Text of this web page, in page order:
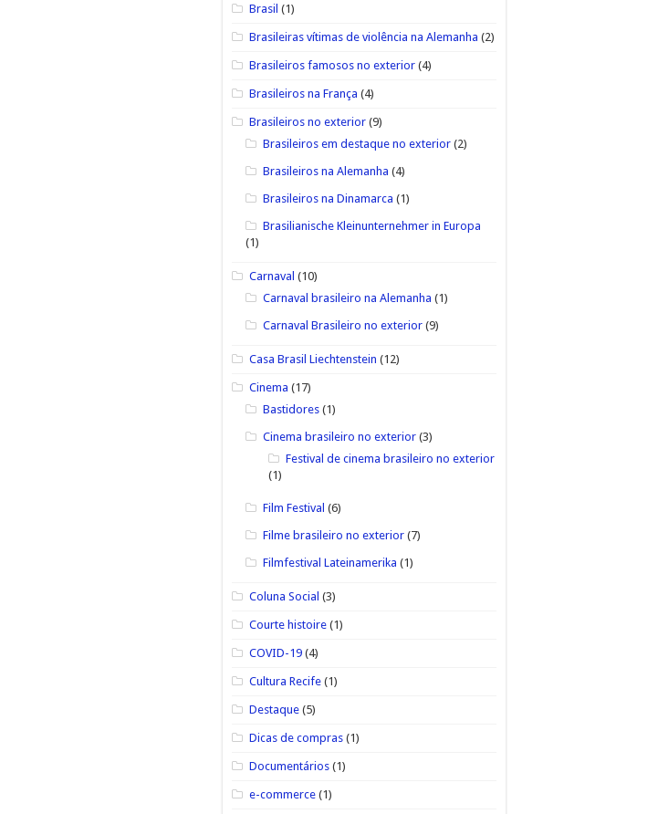
Brasil (1)
Brasileiras vítimas de violência na Alemanha (2)
Brasileiros famosos no exterior(4)
Brasileiros na França (4)
Brasileiros no exterior(9)
Brasileiros em destaque no exterior(2)
Brasileiros na Alemanha (4)
Brasileiros na Dinamarca (1)
Brasilianische Kleinunternehmer in Europa
(1)
Carnaval (10)
Carnaval brasileiro na Alemanha (1)
Carnaval Brasileiro no exterior(9)
Casa Brasil Liechtenstein (12)
Cinema (17)
Bastidores(1)
Cinema brasileiro no exterior(3)
Festival de cinema brasileiro no exterior
(1)
Film Festival (6)
Filme brasileiro no exterior(7)
Filmfestival Lateinamerika (1)
Coluna Social (3)
Courte histoire(1)
COVID-19(4)
Cultura Recife(1)
Destaque(5)
Dicas de compras(1)
Documentários(1)
e-commerce(1)